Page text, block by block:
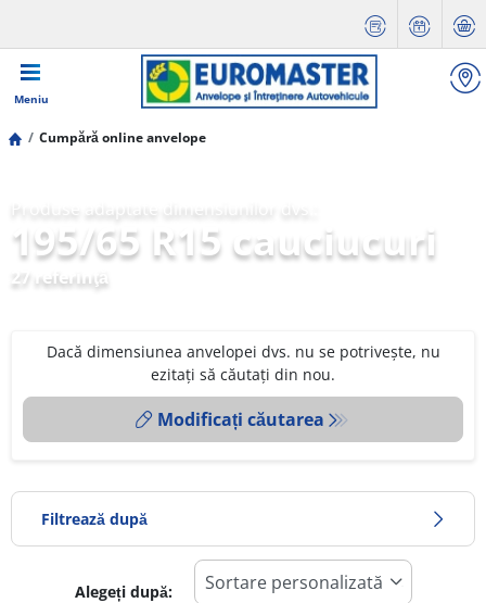
Meniu
Cumpără online anvelope
195/65 R15 cauciucuri
27 referinţă
Dacă dimensiunea anvelopei dvs. nu se potrivește, nu
ezitați să căutați din nou.
Modificați căutarea
Filtrează după
Alegeți după: